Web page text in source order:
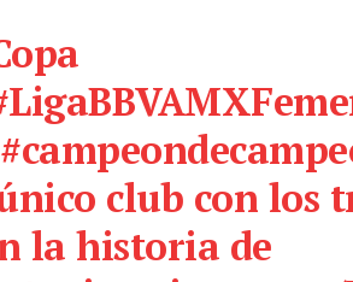
club con los
la historia de